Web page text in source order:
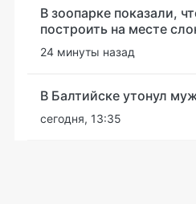
В зоопарке показали,
построить на месте
24 минуты назад
В Балтийске утонул
сегодня, 13:35